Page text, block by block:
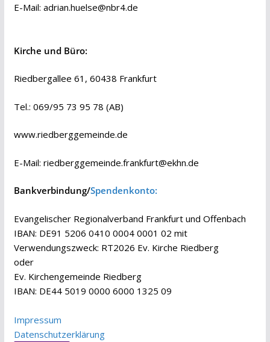
E-Mail: adrian.huelse@nbr4.de
Kirche und Büro:
Riedbergallee 61, 60438 Frankfurt
Tel.: 069/95 73 95 78 (AB)
www.riedberggemeinde.de
E-Mail: riedberggemeinde.frankfurt@ekhn.de
Bankverbindung/Spendenkonto:
Evangelischer Regionalverband Frankfurt und Offenbach
IBAN: DE91 5206 0410 0004 0001 02 mit
Verwendungszweck: RT2026 Ev. Kirche Riedberg
oder
Ev. Kirchengemeinde Riedberg
IBAN: DE44 5019 0000 6000 1325 09
Impressum
Datenschutzerklärung